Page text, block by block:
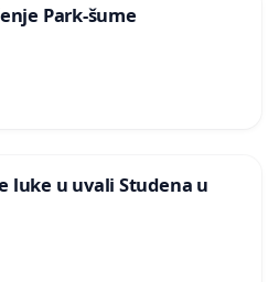
Park-šume
luke u uvali Studena u